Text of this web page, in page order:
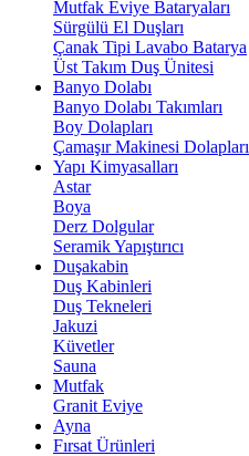
Mutfak Eviye Bataryaları
Sürgülü El Duşları
Çanak Tipi Lavabo Batarya
Üst Takım Duş Ünitesi
Banyo Dolabı
Banyo Dolabı Takımları
Boy Dolapları
Çamaşır Makinesi Dolapları
Yapı Kimyasalları
Astar
Boya
Derz Dolgular
Seramik Yapıştırıcı
Duşakabin
Duş Kabinleri
Duş Tekneleri
Jakuzi
Küvetler
Sauna
Mutfak
Granit Eviye
Ayna
Fırsat Ürünleri